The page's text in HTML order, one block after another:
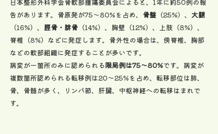
日本整形外科学会骨軟部腫瘍委員会によると、1年に約50例の報
告があります。骨原発が75～80%を占め、 骨盤 （25%）、 大腿
（16%）、 脛骨・腓骨 （14%）、胸壁（12%）、上肢（8%）、
脊椎（8%）などに発症します。骨外性の場合は、傍脊椎、胸部
などの軟部組織に発症することが多いです。
病変が一箇所のみに認められる限局例は75～80%です。病変が
複数箇所認められる転移例は20～25%を占め、転移部位は肺、
骨、骨髄が多く、リンパ節、肝臓、中枢神経への転移はまれで
す。